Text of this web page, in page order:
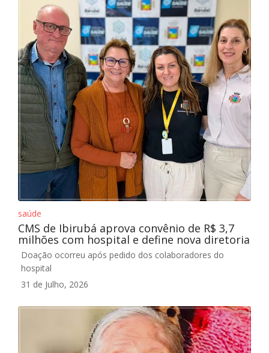
saúde
CMS de Ibirubá aprova convênio de R$ 3,7
milhões com hospital e define nova diretoria
Doação ocorreu após pedido dos colaboradores do
hospital
31 de Julho, 2026